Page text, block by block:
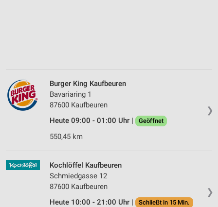
❯
Burger King Kaufbeuren
Bavariaring 1
87600 Kaufbeuren
Heute 09:00 - 01:00 Uhr |
Geöffnet
550,45 km
❯
Kochlöffel Kaufbeuren
Schmiedgasse 12
87600 Kaufbeuren
Heute 10:00 - 21:00 Uhr |
Schließt in 15 Min.